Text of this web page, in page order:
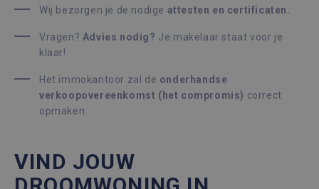
Wij bezorgen je de nodige attesten en certificaten.
Vragen? Advies nodig? Je makelaar staat voor je
klaar!
Het immokantoor zal de onderhandse
verkoopovereenkomst (het compromis) correct
opmaken.
VIND JOUW